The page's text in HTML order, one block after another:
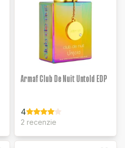
Armaf Club De Nuit Untold EDP
4
2 recenzie